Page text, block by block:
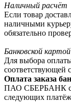
Наличный расчёт
Если товар
наличными
обязательно
Банковской картой
Для выбора
соответствующей
Оплата заказа
ПАО СБЕРБАНК с
следующих